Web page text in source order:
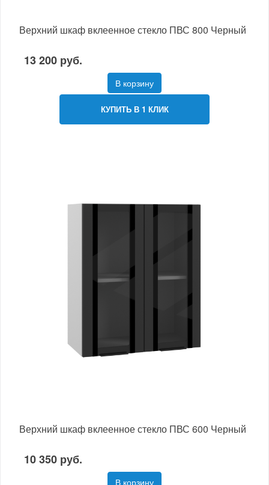
Верхний шкаф вклеенное стекло ПВС 800 Черный
13 200 руб.
В корзину
КУПИТЬ В 1 КЛИК
Верхний шкаф вклеенное стекло ПВС 600 Черный
10 350 руб.
В корзину